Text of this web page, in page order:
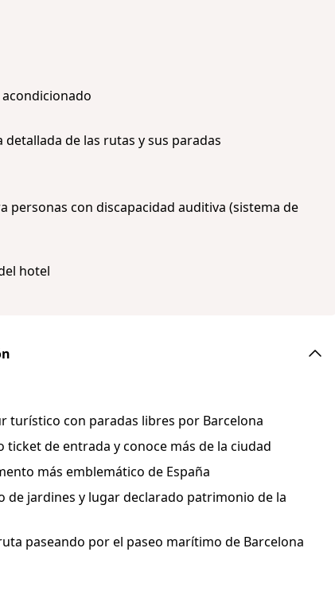
de las rutas y sus paradas
personas con discapacidad auditiva (sistema de
hotel
con paradas libres por Barcelona
de entrada y conoce más de la ciudad
más emblemático de España
de jardines y lugar declarado patrimonio de la
paseando por el paseo marítimo de Barcelona